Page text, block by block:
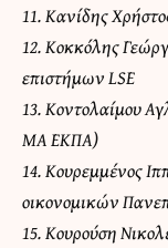
11. Κανίδης
12. Κοκκόλης
επιστήμων LSE
13. Κοντολαίμου
MA ΕΚΠΑ)
14. Κουρεμμένος
οικονομικών
15. Κουρούση